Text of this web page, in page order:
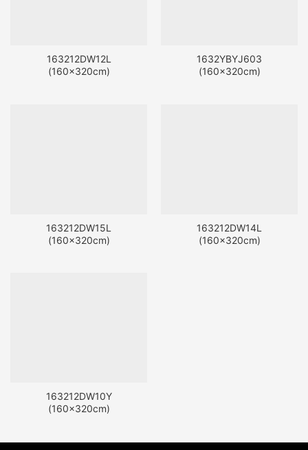
163212DW12L
(160x320cm)
1632YBYJ603
(160x320cm)
163212DW15L
(160x320cm)
163212DW14L
(160x320cm)
163212DW10Y
(160x320cm)